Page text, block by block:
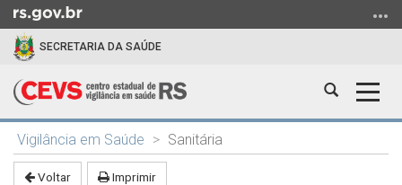
para
para
menu
SECRETARIA DA SAÚDE
Abrir
Início
do
conteúdo
Vigilância em Saúde Sanitária
Voltar Imprimir